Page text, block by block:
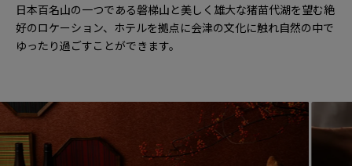
日本百名山の一つである磐梯山と美しく雄大な猪苗代湖を望む絶
好のロケーション、ホテルを拠点に会津の文化に触れ自然の中で
ゆったり過ごすことができます。